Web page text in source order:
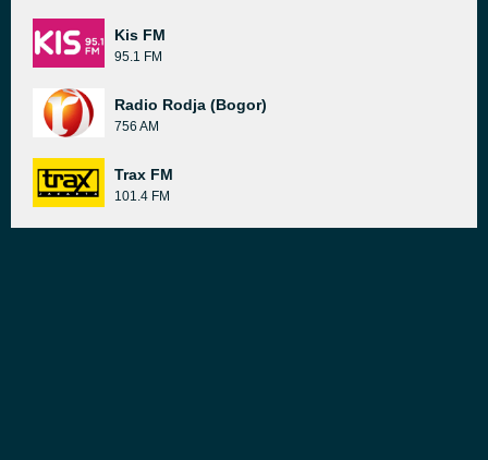
Kis FM
95.1 FM
Radio Rodja (Bogor)
756 AM
Trax FM
101.4 FM